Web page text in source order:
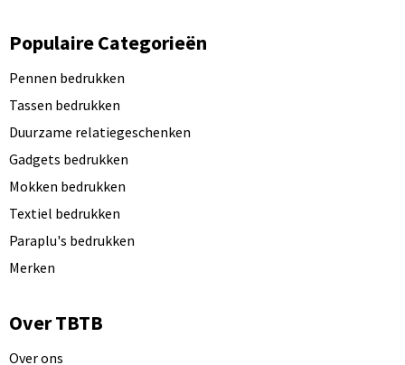
Populaire Categorieën
Pennen bedrukken
Tassen bedrukken
Duurzame relatiegeschenken
Gadgets bedrukken
Mokken bedrukken
Textiel bedrukken
Paraplu's bedrukken
Merken
Over TBTB
Over ons